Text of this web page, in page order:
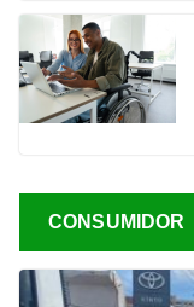
CONSUMIDOR